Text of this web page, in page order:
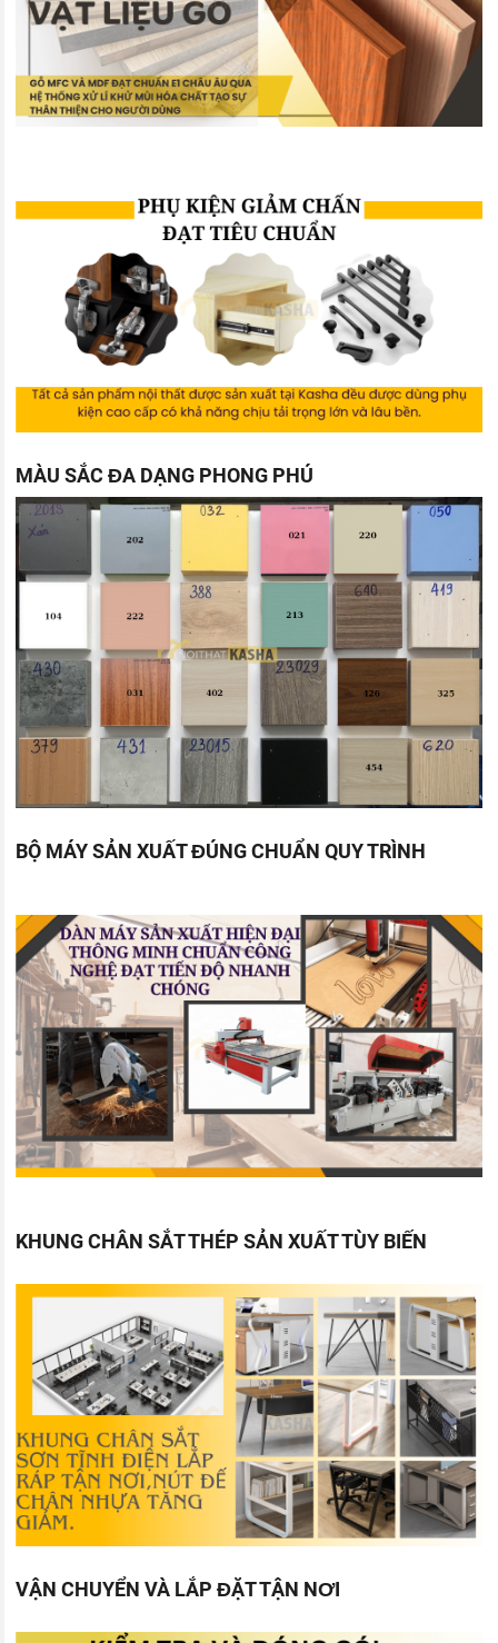
MÀU SẮC ĐA DẠNG PHONG PHÚ
BỘ MÁY SẢN XUẤT ĐÚNG CHUẨN QUY TRÌNH
KHUNG CHÂN SẮT THÉP SẢN XUẤT TÙY BIẾN
VẬN CHUYỂN VÀ LẮP ĐẶT TẬN NƠI